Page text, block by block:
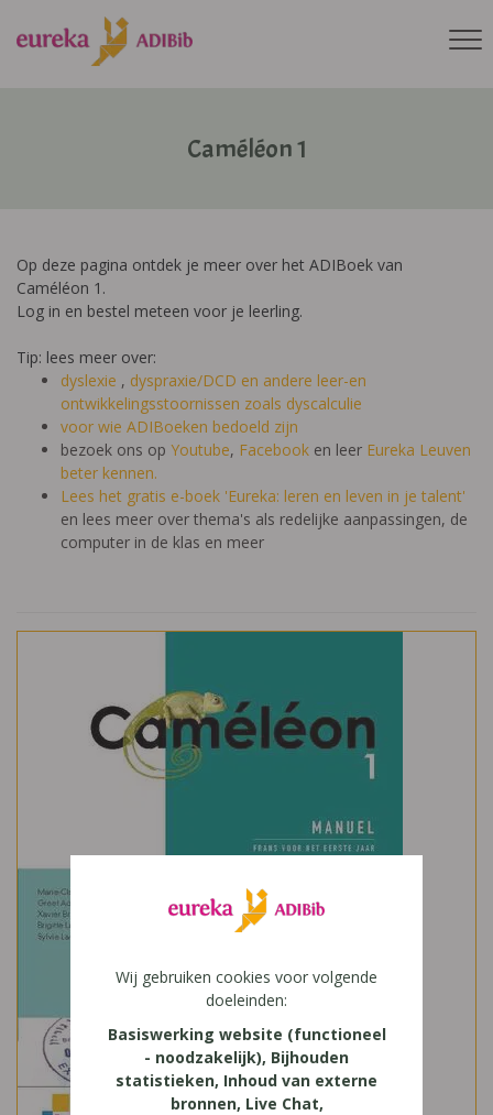
Caméléon 1
Op deze pagina ontdek je meer over het ADIBoek van
Caméléon 1.
Log in en bestel meteen voor je leerling.
Tip: lees meer over:
dyslexie , dyspraxie/DCD en andere leer-en
ontwikkelingsstoornissen zoals dyscalculie
voor wie ADIBoeken bedoeld zijn
bezoek ons op Youtube, Facebook en leer Eureka Leuven
beter kennen.
Lees het gratis e-boek 'Eureka: leren en leven in je talent'
en lees meer over thema's als redelijke aanpassingen, de
computer in de klas en meer
Wij gebruiken cookies voor volgende
doeleinden:
Basiswerking website (functioneel
- noodzakelijk), Bijhouden
statistieken, Inhoud van externe
bronnen, Live Chat,